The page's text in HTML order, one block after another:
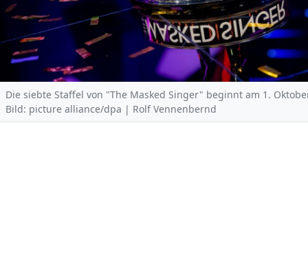
Die siebte Staffel von "The Masked Singer" beginnt am 1.
Bild: picture alliance/dpa | Rolf Vennenbernd